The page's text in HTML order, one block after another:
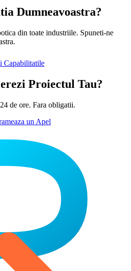
Dumneavoastra?
din toate industriile. Spuneti-ne
Capabilitatile
Proiectul Tau?
de ore. Fara obligatii.
un Apel